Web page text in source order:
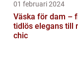
01 februari 2024
Väska för dam –
tidlös elegans till
chic